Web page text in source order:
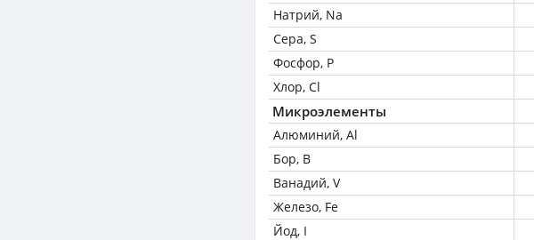
Натрий, Na
Сера, S
Фосфор, P
Хлор, Cl
Микроэлементы
Алюминий, Al
Бор, B
Ванадий, V
Железо, Fe
Йод, I